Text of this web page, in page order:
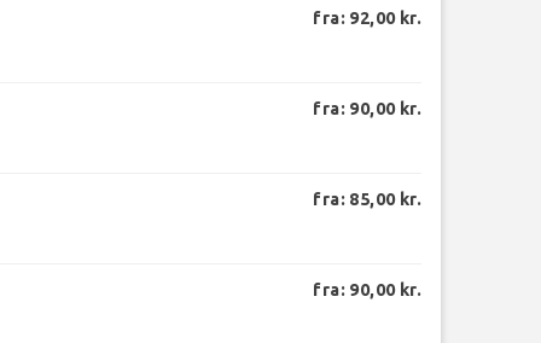
fra: 92,00 kr.
fra: 90,00 kr.
fra: 85,00 kr.
fra: 90,00 kr.